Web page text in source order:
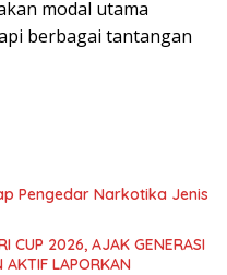
modal utama
berbagai tantangan
Pengedar Narkotika Jenis
CUP 2026, AJAK GENERASI
LAPORKAN